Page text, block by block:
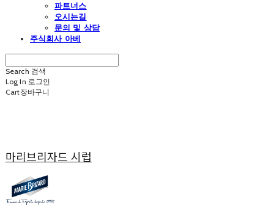
파트너스
오시는길
문의 및 상담
주식회사 아베
Search 검색
Log In 로그인
Cart장바구니
마리브리자드 시럽